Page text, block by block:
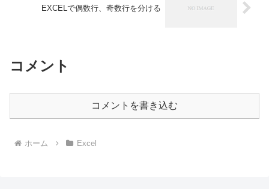
EXCELで偶数行、奇数行を分ける
コメント
コメントを書き込む
ホーム Excel